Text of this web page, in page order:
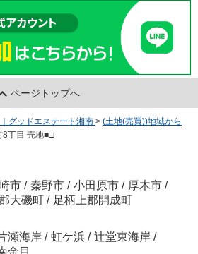
ページトップへ
グッドエステート湘南 > (土地(売買))地域から
8丁目 売地■□
市 / 秦野市 / 小田原市 / 厚木市 /
大磯町 / 足柄上郡開成町
瀬海岸 / 虹ケ浜 / 辻堂東海岸 /